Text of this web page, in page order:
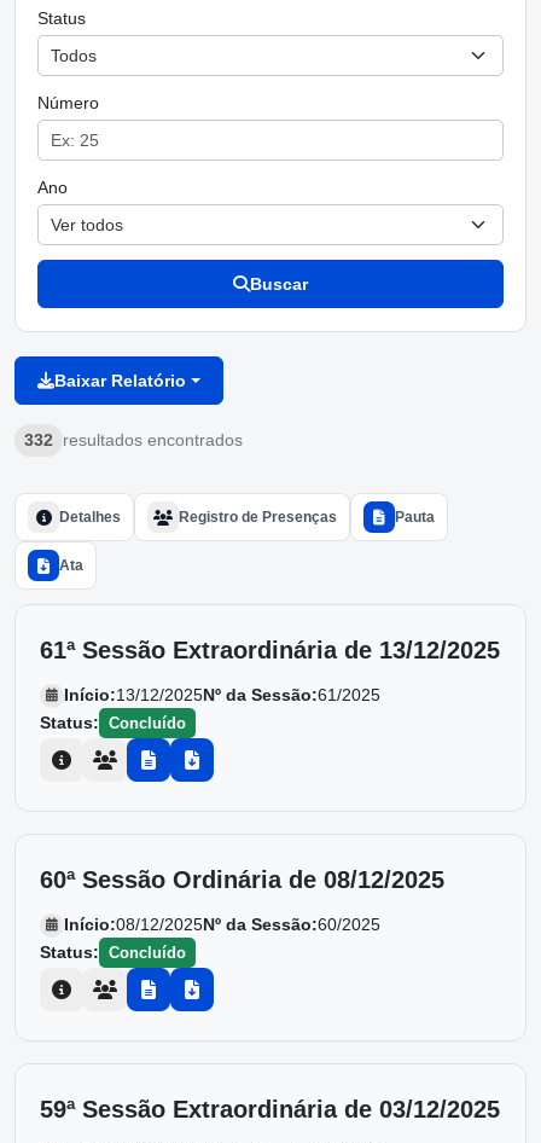
Status
Número
Ano
Buscar
Baixar Relatório
332 resultados encontrados
Detalhes Registro de Presenças Pauta
Ata
61ª Sessão Extraordinária de 13/12/2025
Início:13/12/2025Nº da Sessão:61/2025
Status: Concluído
60ª Sessão Ordinária de 08/12/2025
Início:08/12/2025Nº da Sessão:60/2025
Status: Concluído
59ª Sessão Extraordinária de 03/12/2025